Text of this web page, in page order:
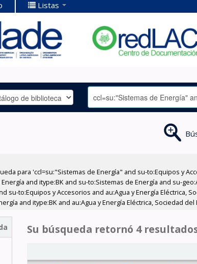
Listas
para 'ccl=su:"Sistemas de Energía" and su-to:Equipos y
and itype:BK and su-to:Sistemas de Energía and su-
su-to:Equipos y Accesorios and au:Agua y Energía Eléctrica,
and itype:BK and au:Agua y Energía Eléctrica, Sociedad
Su búsqueda retornó 4